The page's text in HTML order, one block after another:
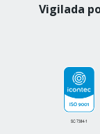
Vigilada